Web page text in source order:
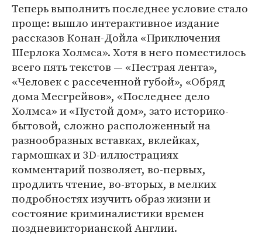
Теперь выполнить последнее условие стало
проще: вышло интерактивное издание
рассказов Конан-Дойла «Приключения
Шерлока Холмса». Хотя в него поместилось
всего пять текстов — «Пестрая лента»,
«Человек с рассеченной губой», «Обряд
дома Месгрейвов», «Последнее дело
Холмса» и «Пустой дом», зато историко-
бытовой, сложно расположенный на
разнообразных вставках, вклейках,
гармошках и 3D-иллюстрациях
комментарий позволяет, во-первых,
продлить чтение, во-вторых, в мелких
подробностях изучить образ жизни и
состояние криминалистики времен
поздневикторианской Англии.